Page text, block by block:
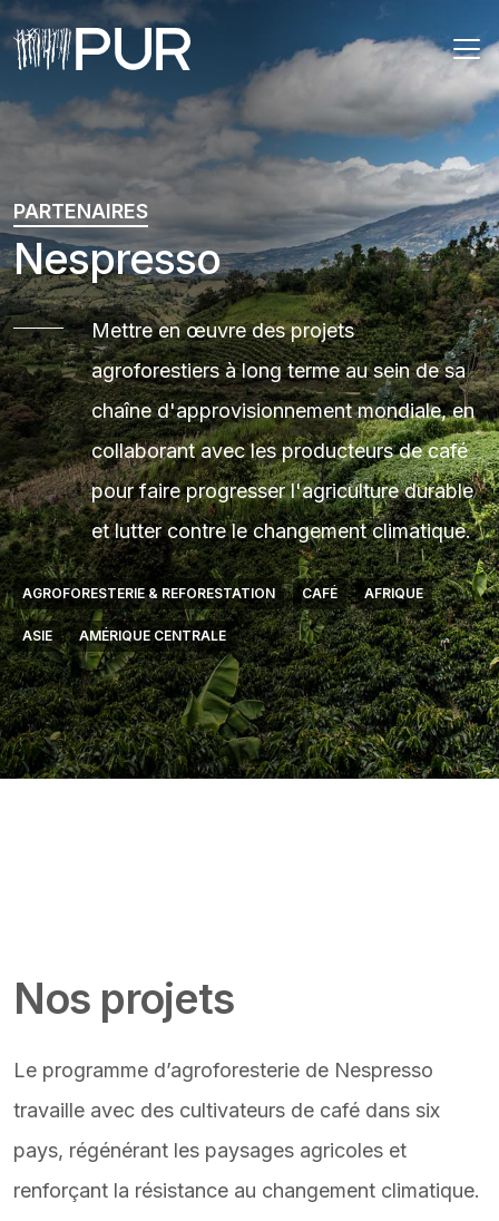
Main Navigation
PARTENAIRES
Nespresso
Mettre en œuvre des projets
agroforestiers à long terme au sein de sa
chaîne d'approvisionnement mondiale, en
collaborant avec les producteurs de café
pour faire progresser l'agriculture durable
et lutter contre le changement climatique.
AGROFORESTERIE & REFORESTATION CAFÉ AFRIQUE
ASIE AMÉRIQUE CENTRALE
Nos projets
Le programme d’agroforesterie de Nespresso
travaille avec des cultivateurs de café dans six
pays, régénérant les paysages agricoles et
renforçant la résistance au changement climatique.